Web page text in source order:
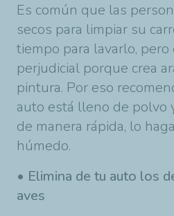
Es común que las
secos para limpiar su
tiempo para lavarlo, pero
perjudicial porque crea
pintura. Por eso
auto está lleno de polvo
de manera rápida, lo
húmedo.
• Elimina de tu auto los
aves